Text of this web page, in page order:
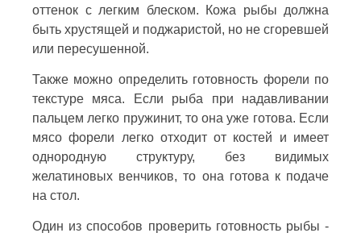
оттенок с легким блеском. Кожа рыбы должна
быть хрустящей и поджаристой, но не сгоревшей
или пересушенной.
Также можно определить готовность форели по
текстуре мяса. Если рыба при надавливании
пальцем легко пружинит, то она уже готова. Если
мясо форели легко отходит от костей и имеет
однородную структуру, без видимых
желатиновых венчиков, то она готова к подаче
на стол.
Один из способов проверить готовность рыбы -